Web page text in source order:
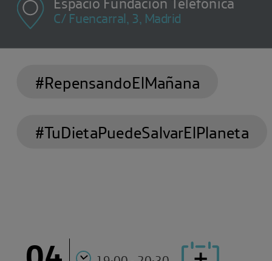
C/ Fuencarral, 3, Madrid
#RepensandoElMañana
#TuDietaPuedeSalvarElPlaneta